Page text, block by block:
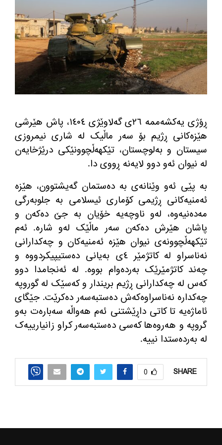
ڕۆژی یەکشەممە ٢٦ی گەلاوێژی ١٤٠٤، پاش هێرشی
هێزەکانی ڕژیم بۆ سەر ماڵیک لە شاری نیمروزی
سیستان و بەلوچستان، تێکهەڵچوونێکی درێژخایەن
لە نیوان ئەو دوو لایەنە ڕووی دا.
بە پێی ئەو وێنانەی بە دەستمان گەیشتوون، هێزە
ئەمنیەکانی ڕژیمی کۆماری ئیسلامی بە جلوبەرگی
مەدەنیەوە، لەو ناوچەیە خۆیان بە جێ دەکەن و
پاشان هێرش دەکەن سەر ماڵێک لەو شارە. ئەم
تێکهەڵچوونەی نیوان هێزە ئەمنیەکان و چەکدارانی
نەناسراو لە کاتژمێر ٤ی بەیانی دەستیپیکردووە و
چەند کاتژمێرێک بەردەوام بووە. لە ئەنجامدا دوو
کەس لە چەکدارانی ڕژیم بریندار و کەسێک لە گوروپە
چەکدارە نەناسراوەکەش دەستبەسەر دەکرێت. جێگای
ئاماژەیە تا کاتی داڕێشتنی ئەم هەواڵە سەبارەت بەو
گروپە و هەروەها کەسی دەستبەسەر کراو زانیارییەک
لە بەردەستدا نییە.
SHARE
0